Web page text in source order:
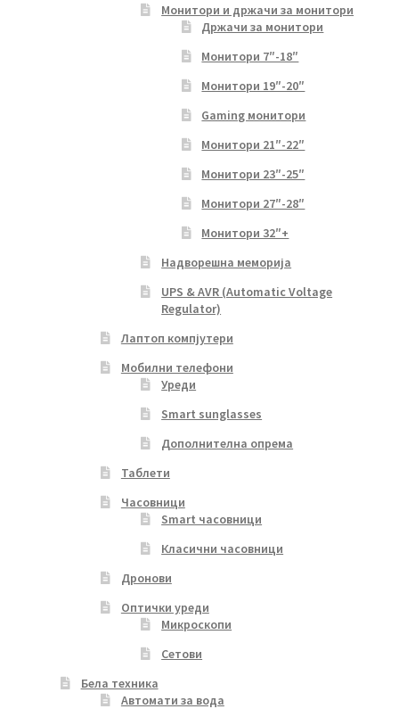
Монитори и држачи за монитори
Држачи за монитори
Монитори 7″-18″
Монитори 19″-20″
Gaming монитори
Монитори 21″-22″
Монитори 23″-25″
Монитори 27″-28″
Монитори 32″+
Надворешна меморија
UPS & AVR (Automatic Voltage
Regulator)
Лаптоп компјутери
Мобилни телефони
Уреди
Smart sunglasses
Дополнителна опрема
Таблети
Часовници
Smart часовници
Класични часовници
Дронови
Оптички уреди
Микроскопи
Сетови
Бела техника
Автомати за вода